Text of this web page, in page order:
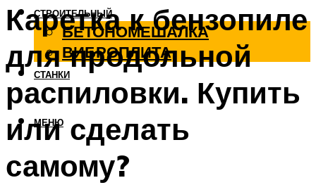
СТРОИТЕЛЬНЫЙ
БЕТОНОМЕШАЛКА
ВИБРОПЛИТА
СТАНКИ
МЕНЮ
Каретка к бензопиле
для продольной
распиловки. Купить
или сделать
самому?